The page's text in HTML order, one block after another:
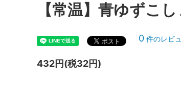
【常温】青ゆずこ
0 件のレビ
432円(税32円)